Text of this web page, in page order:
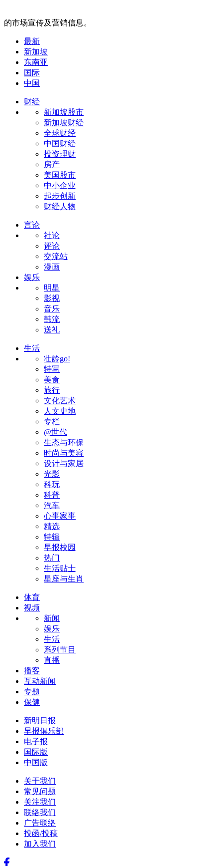
的市场宣传及营销信息。
最新
新加坡
东南亚
国际
中国
财经
新加坡股市
新加坡财经
全球财经
中国财经
投资理财
房产
美国股市
中小企业
起步创新
财经人物
言论
社论
评论
交流站
漫画
娱乐
明星
影视
音乐
韩流
送礼
生活
壮龄go!
特写
美食
旅行
文化艺术
人文史地
专栏
@世代
生态与环保
时尚与美容
设计与家居
光影
科玩
科普
汽车
心事家事
精选
特辑
早报校园
热门
生活贴士
星座与生肖
体育
视频
新闻
娱乐
生活
系列节目
直播
播客
互动新闻
专题
保健
新明日报
早报俱乐部
电子报
国际版
中国版
关于我们
常见问题
关注我们
联络我们
广告联络
投函/投稿
加入我们